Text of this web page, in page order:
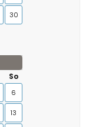
30
So
6
13